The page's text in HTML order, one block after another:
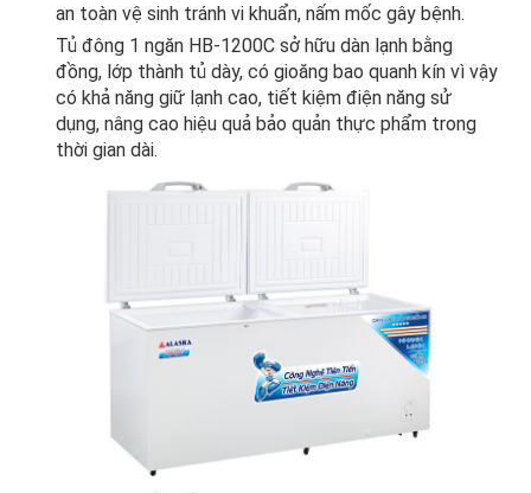
an toàn vệ sinh tránh vi khuẩn, nấm mốc gây bệnh.
Tủ đông 1 ngăn HB-1200C sở hữu dàn lạnh bằng
đồng, lớp thành tủ dày, có gioăng bao quanh kín vì vậy
có khả năng giữ lạnh cao, tiết kiệm điện năng sử
dụng, nâng cao hiệu quả bảo quản thực phẩm trong
thời gian dài.